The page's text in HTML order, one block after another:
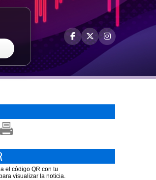
el código QR con tu
visualizar la noticia.